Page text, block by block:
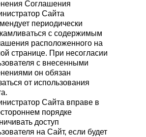
Соглашения
Сайта
периодически
с содержимым
расположенного на
странице. При несогласии
с внесенными
он обязан
от использования
Сайта вправе в
порядке
доступ
на Сайт, если будет